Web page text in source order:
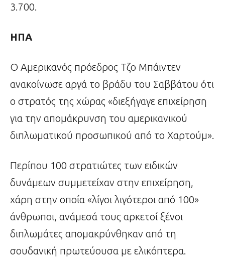
3.700.
ΗΠΑ
Ο Αμερικανός πρόεδρος Τζο Μπάιντεν
ανακοίνωσε αργά το βράδυ του Σαββάτου ότι
ο στρατός της χώρας «διεξήγαγε επιχείρηση
για την απομάκρυνση του αμερικανικού
διπλωματικού προσωπικού από το Χαρτούμ».
Περίπου 100 στρατιώτες των ειδικών
δυνάμεων συμμετείχαν στην επιχείρηση,
χάρη στην οποία «λίγοι λιγότεροι από 100»
άνθρωποι, ανάμεσά τους αρκετοί ξένοι
διπλωμάτες απομακρύνθηκαν από τη
σουδανική πρωτεύουσα με ελικόπτερα.